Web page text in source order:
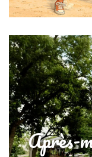
Après-